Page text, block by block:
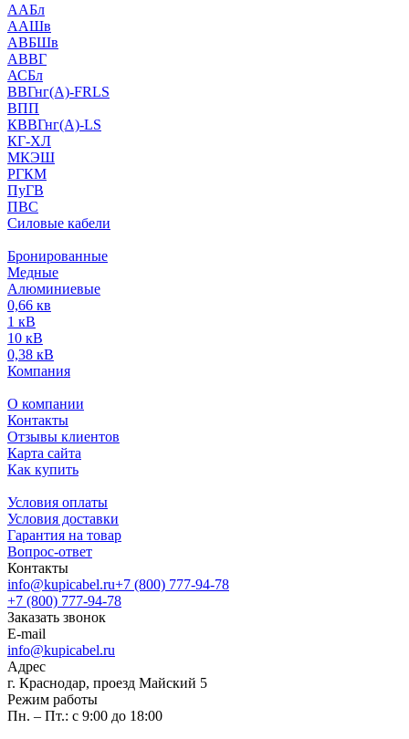
ААБл
ААШв
АВБШв
АВВГ
АСБл
ВВГнг(А)-FRLS
ВПП
КВВГнг(А)-LS
КГ-ХЛ
МКЭШ
РГКМ
ПуГВ
ПВС
Силовые кабели
Бронированные
Медные
Алюминиевые
0,66 кв
1 кВ
10 кВ
0,38 кВ
Компания
О компании
Контакты
Отзывы клиентов
Карта сайта
Как купить
Условия оплаты
Условия доставки
Гарантия на товар
Вопрос-ответ
Контакты
info@kupicabel.ru+7 (800) 777-94-78
+7 (800) 777-94-78
Заказать звонок
E-mail
info@kupicabel.ru
Адрес
г. Краснодар, проезд Майский 5
Режим работы
Пн. – Пт.: с 9:00 до 18:00